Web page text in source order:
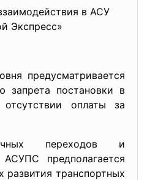
в АСУ
Экспресс»
предусматривается
запрета постановки в
оплаты за
переходов и
предполагается
развития транспортных